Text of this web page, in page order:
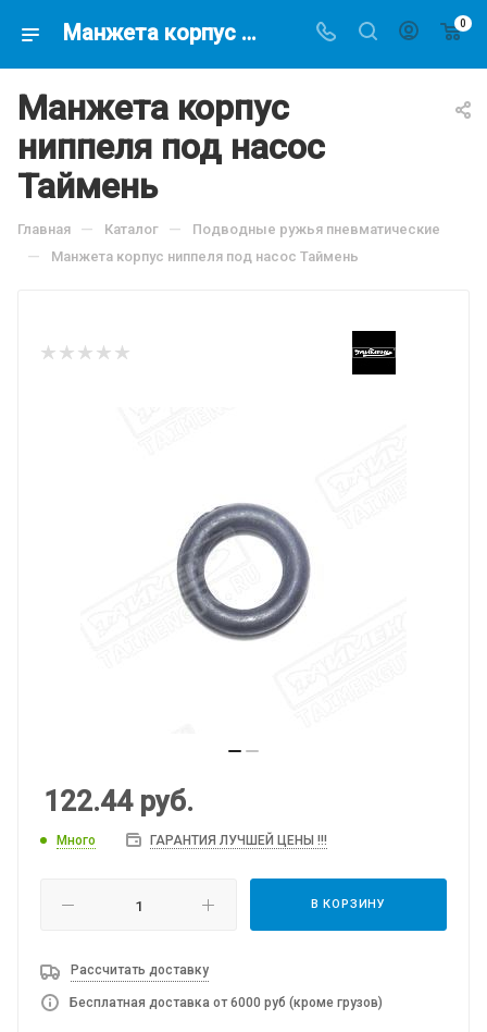
Манжета корпус ниппеля под насос Таймень. 122.44 руб(скидка 0%) подводное ружье, купить в интернет-магазине подводной охоты Водолаз.РФ в Москве. - 0
Манжета корпус
ниппеля под насос
Таймень
Главная — Каталог — Подводные ружья пневматические
— Манжета корпус ниппеля под насос Таймень
122.44руб.
Много ГАРАНТИЯ ЛУЧШЕЙ ЦЕНЫ !!!
В КОРЗИНУ
Рассчитать доставку
Бесплатная доставка от 6000 руб (кроме грузов)